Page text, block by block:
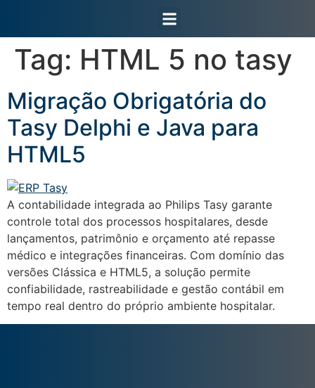
Tag: HTML 5 no tasy
Migração Obrigatória do
Tasy Delphi e Java para
HTML5
A contabilidade integrada ao Philips Tasy garante
controle total dos processos hospitalares, desde
lançamentos, patrimônio e orçamento até repasse
médico e integrações financeiras. Com domínio das
versões Clássica e HTML5, a solução permite
confiabilidade, rastreabilidade e gestão contábil em
tempo real dentro do próprio ambiente hospitalar.